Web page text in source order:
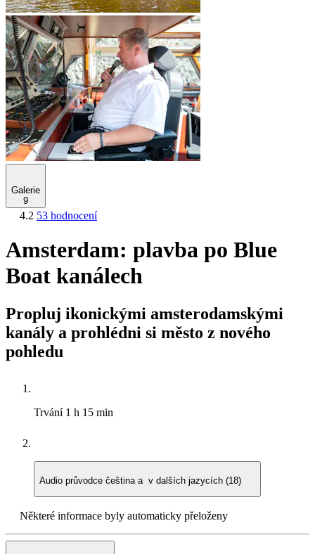
Galerie
9
4.2 53 hodnocení
Amsterdam: plavba po Blue
Boat kanálech
Propluj ikonickými amsterodamskými
kanály a prohlédni si město z nového
pohledu
Trvání 1 h 15 min
Audio průvodce čeština a v dalších jazycích (18)
Některé informace byly automaticky přeloženy